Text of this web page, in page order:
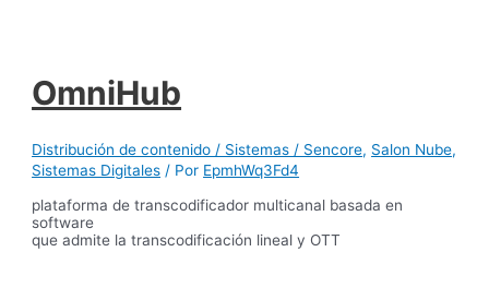
OmniHub
Distribución de contenido / Sistemas / Sencore, Salon Nube,
Sistemas Digitales / Por EpmhWq3Fd4
plataforma de transcodificador multicanal basada en
software
que admite la transcodificación lineal y OTT